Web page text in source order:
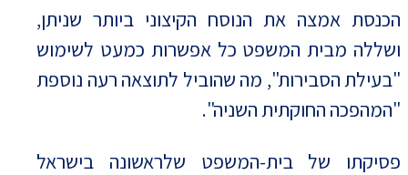
הכנסת אמצה את הנוסח הקיצוני ביותר שניתן,
ושללה מבית המשפט כל אפשרות כמעט לשימוש
"בעילת הסבירות", מה שהוביל לתוצאה רעה נוספת
"המהפכה החוקתית השניה".
פסיקתו של בית-המשפט שלראשונה בישראל